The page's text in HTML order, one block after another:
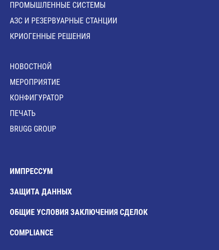
ПРОМЫШЛЕННЫЕ СИСТЕМЫ
АЗС И РЕЗЕРВУАРНЫЕ СТАНЦИИ
КРИОГЕННЫЕ РЕШЕНИЯ
HОВОСТНОЙ
MЕРОПРИЯТИЕ
КОНФИГУРАТОР
ПЕЧАТЬ
BRUGG GROUP
ИМПРЕССУМ
ЗАЩИТА ДАННЫХ
ОБЩИЕ УСЛОВИЯ ЗАКЛЮЧЕНИЯ СДЕЛОК
COMPLIANCE